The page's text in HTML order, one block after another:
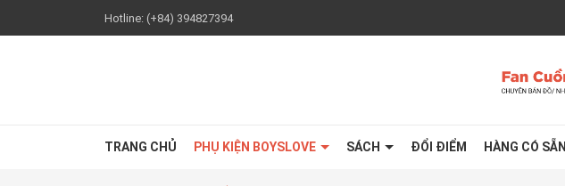
Hotline: (+84) 394827394
TRANG CHỦ PHỤ KIỆN BOYSLOVE SÁCH ĐỔI ĐIỂM HÀNG CÓ SẴN